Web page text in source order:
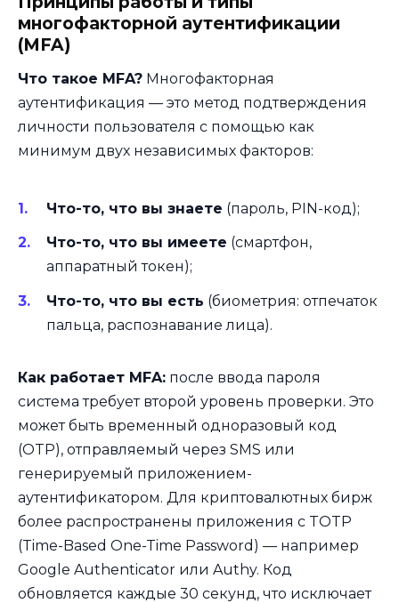
многофакторной аутентификации
(MFA)
Что такое MFA? Многофакторная
аутентификация — это метод подтверждения
личности пользователя с помощью как
минимум двух независимых факторов:
Что-то, что вы знаете (пароль, PIN-код);
Что-то, что вы имеете (смартфон,
аппаратный токен);
Что-то, что вы есть (биометрия: отпечаток
пальца, распознавание лица).
Как работает MFA: после ввода пароля
система требует второй уровень проверки. Это
может быть временный одноразовый код
(OTP), отправляемый через SMS или
генерируемый приложением-
аутентификатором. Для криптовалютных бирж
более распространены приложения с TOTP
(Time-Based One-Time Password) — например
Google Authenticator или Authy. Код
обновляется каждые 30 секунд, что исключает